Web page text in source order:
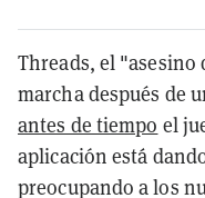
Threads, el "asesino
marcha después de
antes de tiempo el
aplicación está
preocupando a los